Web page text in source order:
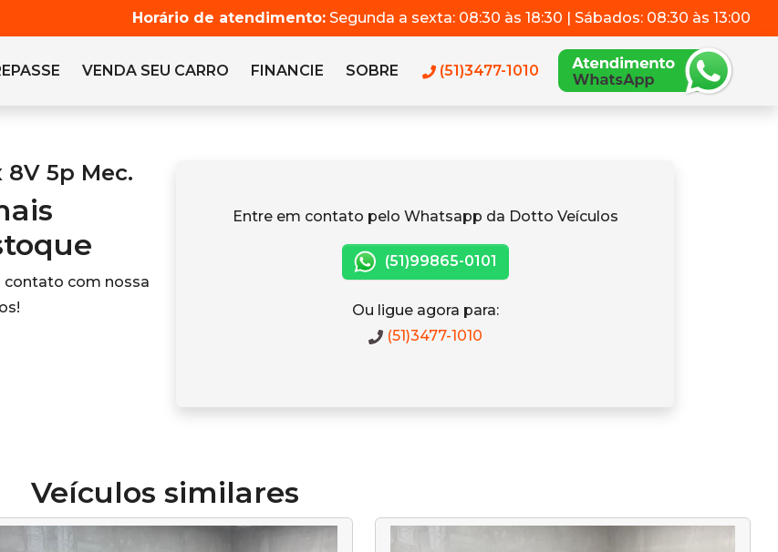
Horário de atendimento: Segunda a sexta: 08:30 às 18:30 | Sábados: 08:30 às 13:00
VENDA SEU CARRO FINANCIE SOBRE (51)3477-1010
8V 5p Mec.
contato com nossa
Entre em contato pelo Whatsapp da Dotto Veículos
(51)99865-0101
Ou ligue agora para:
(51)3477-1010
Veículos similares